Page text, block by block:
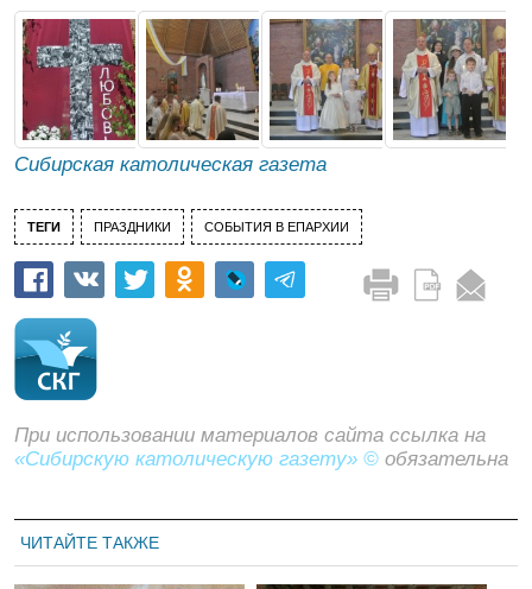
Сибирская католическая газета
ТЕГИ ПРАЗДНИКИ СОБЫТИЯ В ЕПАРХИИ
При использовании материалов сайта ссылка на
«Сибирскую католическую газету» © обязательна
ЧИТАЙТЕ ТАКЖЕ